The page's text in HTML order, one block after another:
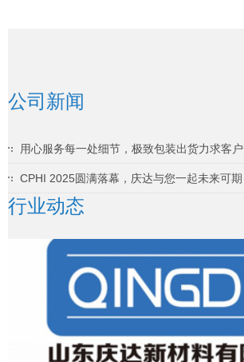
公司新闻
用心服务每一处细节，极致包装出货力求客
CPHI 2025圆满落幕，庆达与您一起未来可
行业动态